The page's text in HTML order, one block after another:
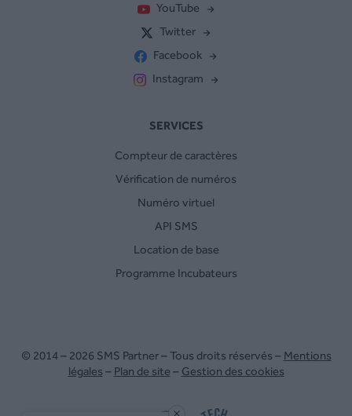
YouTube
Twitter
Facebook
Instagram
SERVICES
Compteur de caractères
Vérification de numéros
Numéro virtuel
API SMS
Location de base
Programme Incubateurs
© 2014 – 2026 SMS Partner – Tous droits réservés – Mentions
légales – Plan de site – Gestion des cookies